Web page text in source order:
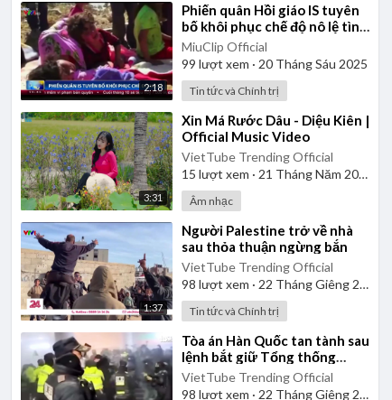
2:18
⁣Phiến quân Hồi giáo IS tuyên
bố khôi phục chế độ nô lệ tình
dục
MiuClip Official
99 lượt xem · 20 Tháng Sáu 2025
Tin tức và Chính trị
3:31
⁣Xin Má Rước Dâu - Diệu Kiên |
Official Music Video
VietTube Trending Official
15 lượt xem · 21 Tháng Năm 2026
Âm nhạc
1:37
⁣Người Palestine trở về nhà
sau thỏa thuận ngừng bắn
VietTube Trending Official
98 lượt xem · 22 Tháng Giêng 2025
Tin tức và Chính trị
⁣Tòa án Hàn Quốc tan tành sau
lệnh bắt giữ Tổng thống
Yoon
VietTube Trending Official
98 lượt xem · 22 Tháng Giêng 2025